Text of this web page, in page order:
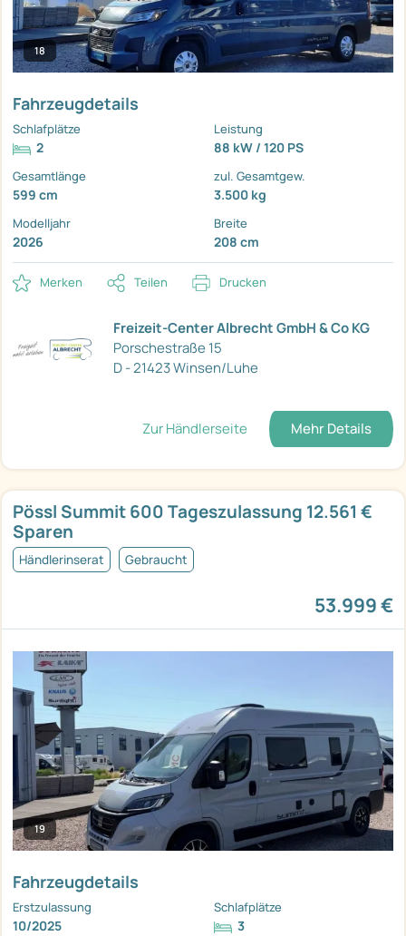
18
Fahrzeugdetails
Schlafplätze
2
Leistung
88 kW / 120 PS
Gesamtlänge
599 cm
zul. Gesamtgew.
3.500 kg
Modelljahr
2026
Breite
208 cm
Merken Teilen Drucken
Freizeit-Center Albrecht GmbH & Co KG
Porschestraße 15
D - 21423 Winsen/Luhe
Zur Händlerseite Mehr Details
Pössl Summit 600 Tageszulassung 12.561 €
Sparen
Händlerinserat Gebraucht
53.999 €
19
Fahrzeugdetails
Erstzulassung
10/2025
Schlafplätze
3